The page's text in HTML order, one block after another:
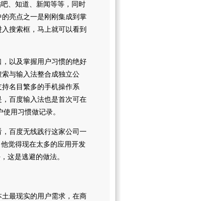
、知道、新闻等等，同时
亮点之一是刚刚集成到掌
搜索框，马上就可以看到
以及掌握用户习惯的绝好
与输入法整合成独立公
名目繁多的手机操作系
百度输入法也是首次可在
用习惯做记录。
百度无线践行这家公司一
觉得现在太多的应用开发
这是逃避的做法。
最现实的用户需求，在商